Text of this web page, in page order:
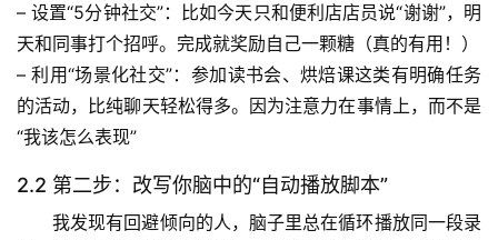
– 设置“5分钟社交”：比如今天只和便利店店员说“谢谢”，明
天和同事打个招呼。完成就奖励自己一颗糖（真的有用！）
– 利用“场景化社交”：参加读书会、烘焙课这类有明确任务
的活动，比纯聊天轻松得多。因为注意力在事情上，而不是
“我该怎么表现”
2.2 第二步：改写你脑中的“自动播放脚本”
我发现有回避倾向的人，脑子里总在循环播放同一段录